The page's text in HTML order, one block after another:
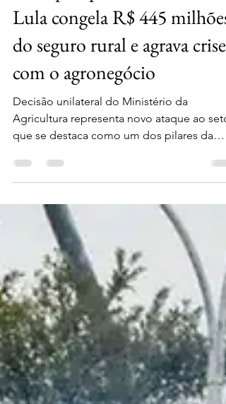
Sem qualquer aviso, Governo
Lula congela R$ 445 milhões
do seguro rural e agrava crise
com o agronegócio
Decisão unilateral do Ministério da
que se destaca como um dos pilares da
economia brasileira